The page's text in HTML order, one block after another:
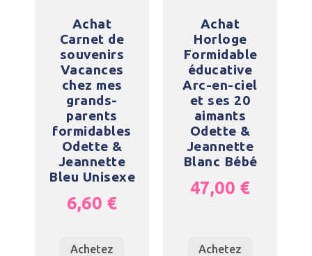
Achat
Carnet de
souvenirs
Vacances
chez mes
grands-
parents
formidables
Odette &
Jeannette
Bleu Unisexe
6,60 €
Achetez
Achat
Horloge
Formidable
éducative
Arc-en-ciel
et ses 20
aimants
Odette &
Jeannette
Blanc Bébé
47,00 €
Achetez